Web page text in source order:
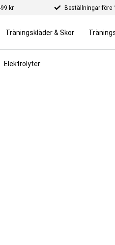
kr Beställningar före
Träningskläder & Skor
Elektrolyter